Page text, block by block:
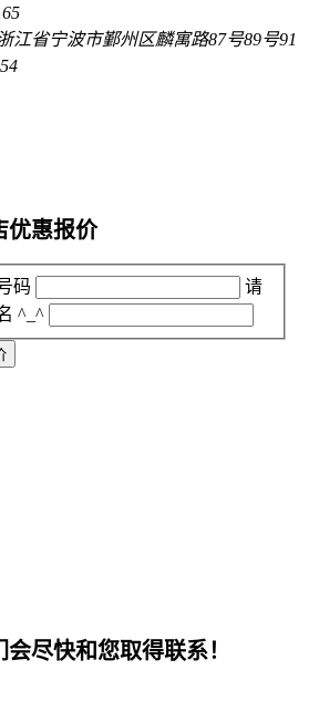
江省宁波市鄞州区麟寓路87号89号91
优惠报价
码
请
^_^
尽快和您取得联系！